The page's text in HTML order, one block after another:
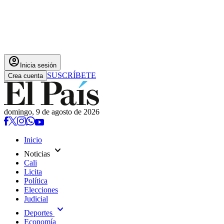
account_circle Inicia sesión
Crea cuenta SUSCRÍBETE
domingo, 9 de agosto de 2026
Inicio
Noticias expand_more
Cali
Licita
Política
Elecciones
Judicial
Deportes expand_more
Economía